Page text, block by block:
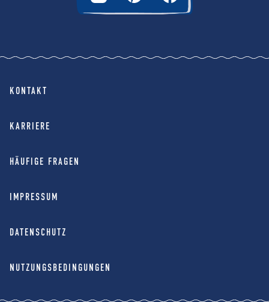
KONTAKT
KARRIERE
HÄUFIGE FRAGEN
IMPRESSUM
DATENSCHUTZ
NUTZUNGSBEDINGUNGEN